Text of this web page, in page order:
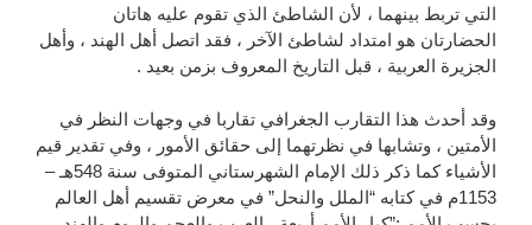
التي تربط بينهما ، لأن الشاطئ الذي تقوم عليه هاتان
الحضارتان هو امتداد لشاطئ الآخر ، فقد اتصل أهل الهند ، وأهل
الجزيرة العربية ، قبل التاريخ المعروف بزمن بعيد .
وقد أحدث هذا التقارب الجغرافي تقاربا في وجهات النظر في
الأمتين ، وتشابها في نظرتهما إلى حقائق الأمور ، وفي تقدير قيم
الأشياء كما ذكر ذلك الإمام الشهرستاني المتوفى سنة 548هـ –
1153م في كتابه “الملل والنحل” في معرض تقسيم أهل العالم